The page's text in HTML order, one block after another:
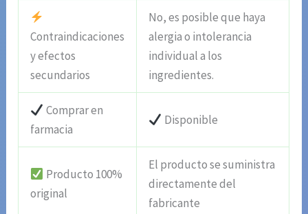
Contraindicaciones
y efectos
secundarios
No, es posible que haya
alergia o intolerancia
individual a los
ingredientes.
Comprar en
farmacia
Disponible
Producto 100%
original
El producto se suministra
directamente del
fabricante